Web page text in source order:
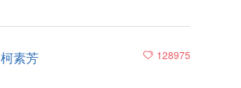
128975
柯素芳